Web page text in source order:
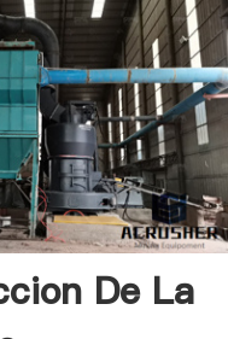
De La